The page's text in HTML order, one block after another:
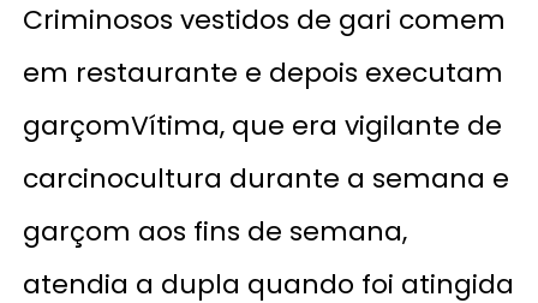
Criminosos vestidos de gari comem
em restaurante e depois executam
garçomVítima, que era vigilante de
carcinocultura durante a semana e
garçom aos fins de semana,
atendia a dupla quando foi atingida